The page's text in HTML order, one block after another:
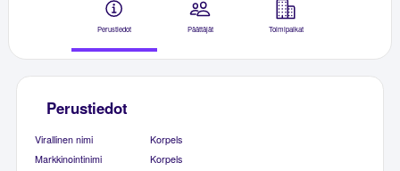
Perustiedot Päättäjät Toimipaikat
Perustiedot
Virallinen nimi
Korpels
Markkinointinimi
Korpels